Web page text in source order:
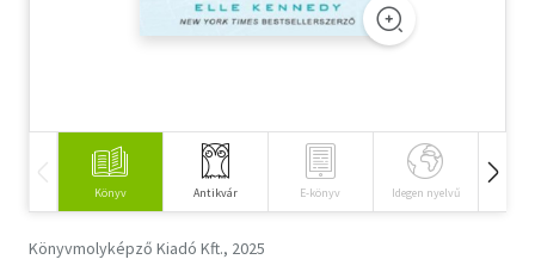
Vallás
Könyv Antikvár E-könyv Idegen nyelvű
Könyvmolyképző Kiadó Kft., 2025